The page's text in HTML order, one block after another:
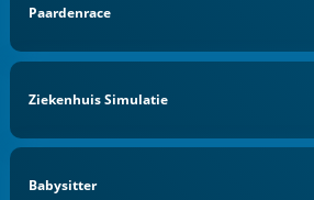
Paardenrace
Ziekenhuis Simulatie
Babysitter